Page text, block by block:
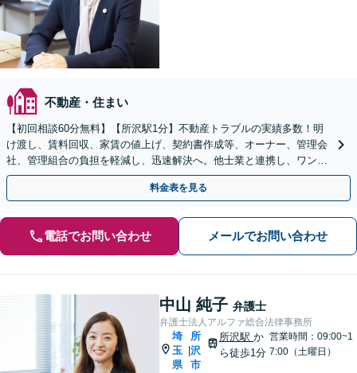
不動産・住まい
【初回相談60分無料】【所沢駅1分】不動産トラブルの実績多数！明
け渡し、賃料回収、家賃の値上げ、契約書作成等、オーナー、管理会
社、管理組合の負担を軽減し、迅速解決へ。他士業と連携し、ワンス
トップでサポート【当日・夜間（18時まで）の相談可】
料金表を見る
電話でお問い合わせ メールでお問い合わせ
中山 純子 弁護士
弁護士法人アルファ総合法律事務所
埼
玉
県
所
沢
市
所沢駅 か
ら徒歩1分
営業時間：09:00~1
7:00（土曜日）